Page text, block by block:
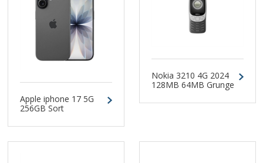
Apple iphone 17 5G
256GB Sort
Nokia 3210 4G 2024
128MB 64MB Grunge